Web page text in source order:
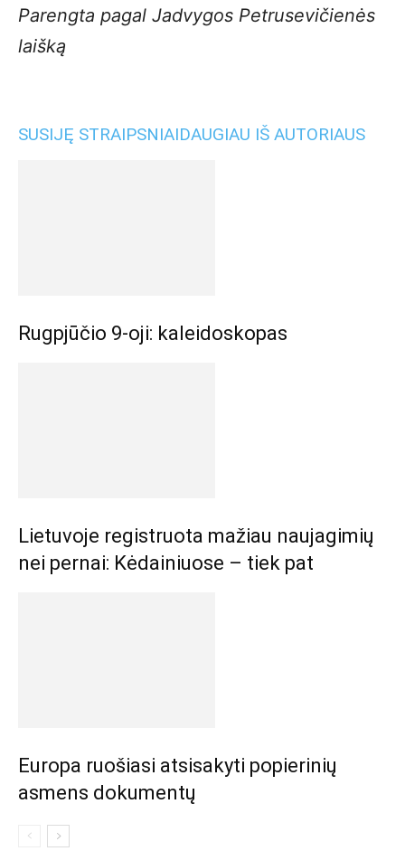
Parengta pagal Jadvygos Petrusevičienės
laišką
SUSIJĘ STRAIPSNIAIDAUGIAU IŠ AUTORIAUS
Rugpjūčio 9-oji: kaleidoskopas
Lietuvoje registruota mažiau naujagimių
nei pernai: Kėdainiuose – tiek pat
Europa ruošiasi atsisakyti popierinių
asmens dokumentų